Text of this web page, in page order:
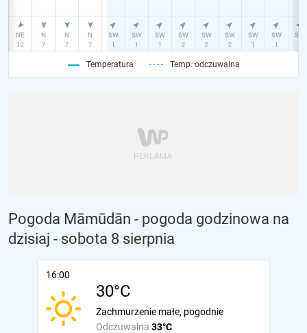
Temperatura Temp. odczuwalna
Pogoda Māmūdān - pogoda godzinowa na
dzisiaj - sobota 8 sierpnia
16:00
30°C
Odczuwalna 33°C
Zachmurzenie małe, pogodnie